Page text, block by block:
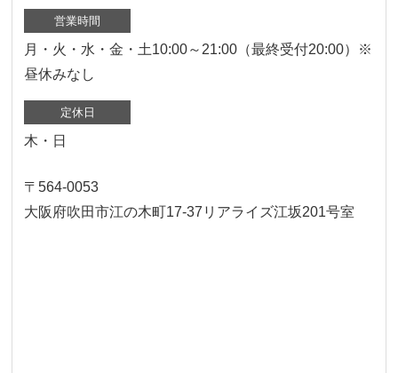
営業時間
月・火・水・金・土10:00～21:00（最終受付20:00）※
昼休みなし
定休日
木・日
〒564-0053
大阪府吹田市江の木町17‐37リアライズ江坂201号室